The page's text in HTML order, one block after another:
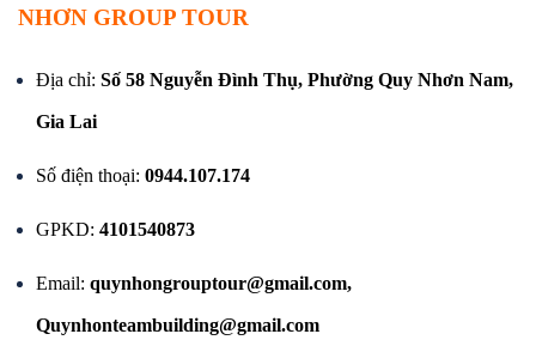
NHƠN GROUP TOUR
Địa chỉ: Số 58 Nguyễn Đình Thụ, Phường Quy Nhơn Nam,
Gia Lai
Số điện thoại: 0944.107.174
GPKD: 4101540873
Email: quynhongrouptour@gmail.com,
Quynhonteambuilding@gmail.com